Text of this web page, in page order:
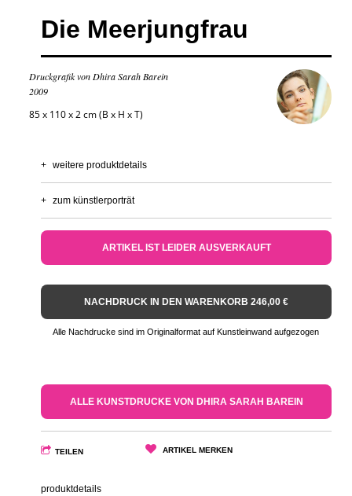
Die Meerjungfrau
Druckgrafik von Dhira Sarah Barein
2009
85 x 110 x 2 cm (B x H x T)
+ weitere produktdetails
+ zum künstlerporträt
ARTIKEL IST LEIDER AUSVERKAUFT
NACHDRUCK IN DEN WARENKORB 246,00 €
Alle Nachdrucke sind im Originalformat auf Kunstleinwand aufgezogen
ALLE KUNSTDRUCKE VON DHIRA SARAH BAREIN
TEILEN ARTIKEL MERKEN
produktdetails